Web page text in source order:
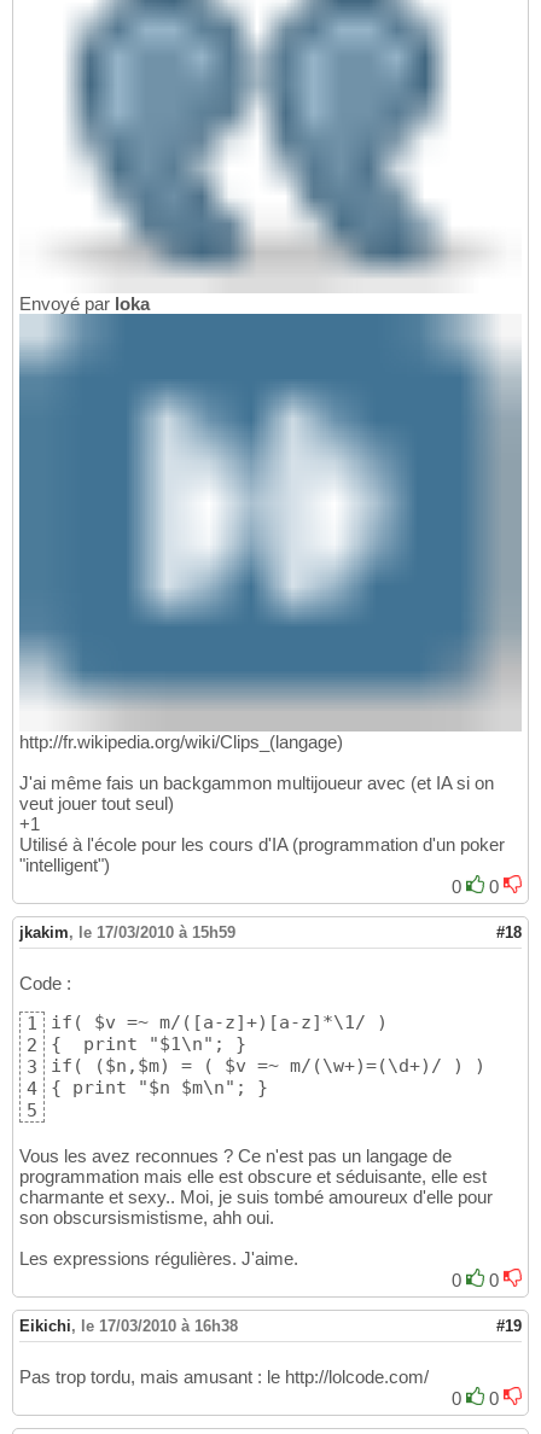
Envoyé par loka
http://fr.wikipedia.org/wiki/Clips_(langage)
J'ai même fais un backgammon multijoueur avec (et IA si on
veut jouer tout seul)
+1
Utilisé à l'école pour les cours d'IA (programmation d'un poker
"intelligent")
0
0
jkakim, le 17/03/2010 à 15h59 #18
Code :
1
2
3
4
5
if( $v =~ m/([a-z]+)[a-z]*\1/ )
{  print "$1\n"; }
if( ($n,$m) = ( $v =~ m/(\w+)=(\d+)/ ) )
{ print "$n $m\n"; }
Vous les avez reconnues ? Ce n'est pas un langage de
programmation mais elle est obscure et séduisante, elle est
charmante et sexy.. Moi, je suis tombé amoureux d'elle pour
son obscursismistisme, ahh oui.
Les expressions régulières. J'aime.
0
0
Eikichi, le 17/03/2010 à 16h38 #19
Pas trop tordu, mais amusant : le http://lolcode.com/
0
0